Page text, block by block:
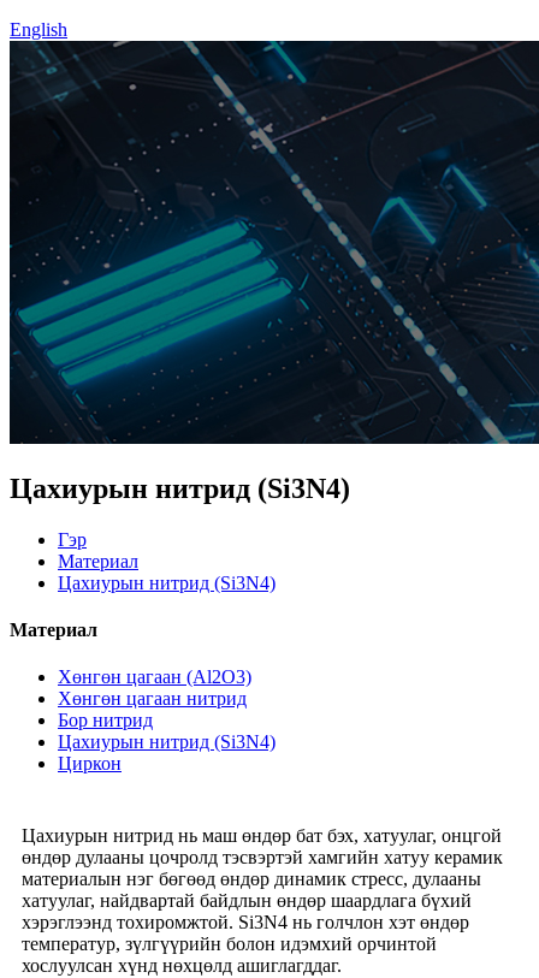
English
Цахиурын нитрид (Si3N4)
Гэр
Материал
Цахиурын нитрид (Si3N4)
Материал
Хөнгөн цагаан (Al2O3)
Хөнгөн цагаан нитрид
Бор нитрид
Цахиурын нитрид (Si3N4)
Циркон
Цахиурын нитрид нь маш өндөр бат бэх, хатуулаг, онцгой
өндөр дулааны цочролд тэсвэртэй хамгийн хатуу керамик
материалын нэг бөгөөд өндөр динамик стресс, дулааны
хатуулаг, найдвартай байдлын өндөр шаардлага бүхий
хэрэглээнд тохиромжтой. Si3N4 нь голчлон хэт өндөр
температур, зүлгүүрийн болон идэмхий орчинтой
хослуулсан хүнд нөхцөлд ашиглагддаг.